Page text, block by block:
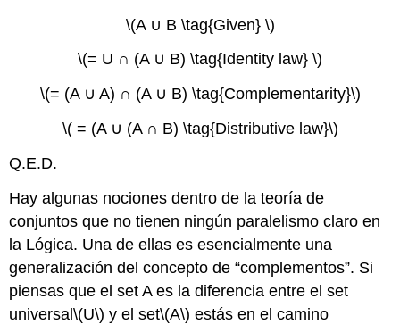
\(A ∪ B \tag{Given} \)
\(= U ∩ (A ∪ B) \tag{Identity law} \)
\(= (A ∪ A) ∩ (A ∪ B) \tag{Complementarity}\)
\( = (A ∪ (A ∩ B) \tag{Distributive law}\)
Q.E.D.
Hay algunas nociones dentro de la teoría de
conjuntos que no tienen ningún paralelismo claro en
la Lógica. Una de ellas es esencialmente una
generalización del concepto de “complementos”. Si
piensas que el set A es la diferencia entre el set
universal\(U\) y el set\(A\) estás en el camino